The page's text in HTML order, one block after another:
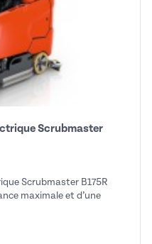
Scrubmaster
Scrubmaster B175R
maximale et d’une